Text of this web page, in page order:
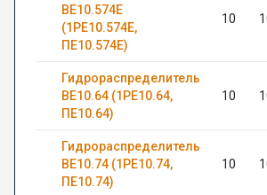
ВЕ10.574Е
(1РЕ10.574Е,
ПЕ10.574Е)
10
Гидрораспределитель
ВЕ10.64 (1РЕ10.64,
ПЕ10.64)
10
Гидрораспределитель
ВЕ10.74 (1РЕ10.74,
ПЕ10.74)
10